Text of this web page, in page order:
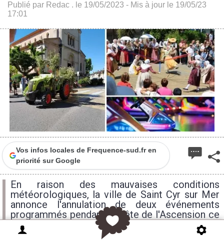
Publié par Redac . le 19/05/2023 - Mis à jour le 19/05/23
17:01
Vos infos locales de Frequence-sud.fr en
priorité sur Google
En raison des mauvaises conditions
météorologiques, la ville de Saint Cyr sur Mer
annonce l'annulation de deux événements
programmés pendant la Fête de l'Ascension ce
week-end.